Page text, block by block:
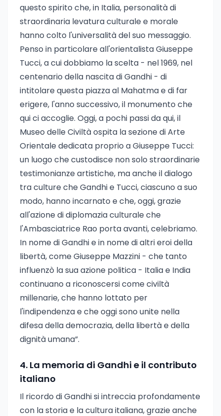
questo spirito che, in Italia, personalità di
straordinaria levatura culturale e morale
hanno colto l'universalità del suo messaggio.
Penso in particolare all'orientalista Giuseppe
Tucci, a cui dobbiamo la scelta - nel 1969, nel
centenario della nascita di Gandhi - di
intitolare questa piazza al Mahatma e di far
erigere, l'anno successivo, il monumento che
qui ci accoglie. Oggi, a pochi passi da qui, il
Museo delle Civiltà ospita la sezione di Arte
Orientale dedicata proprio a Giuseppe Tucci:
un luogo che custodisce non solo straordinarie
testimonianze artistiche, ma anche il dialogo
tra culture che Gandhi e Tucci, ciascuno a suo
modo, hanno incarnato e che, oggi, grazie
all'azione di diplomazia culturale che
l'Ambasciatrice Rao porta avanti, celebriamo.
In nome di Gandhi e in nome di altri eroi della
libertà, come Giuseppe Mazzini - che tanto
influenzò la sua azione politica - Italia e India
continuano a riconoscersi come civiltà
millenarie, che hanno lottato per
l'indipendenza e che oggi sono unite nella
difesa della democrazia, della libertà e della
dignità umana”.
4. La memoria di Gandhi e il contributo
italiano
Il ricordo di Gandhi si intreccia profondamente
con la storia e la cultura italiana, grazie anche